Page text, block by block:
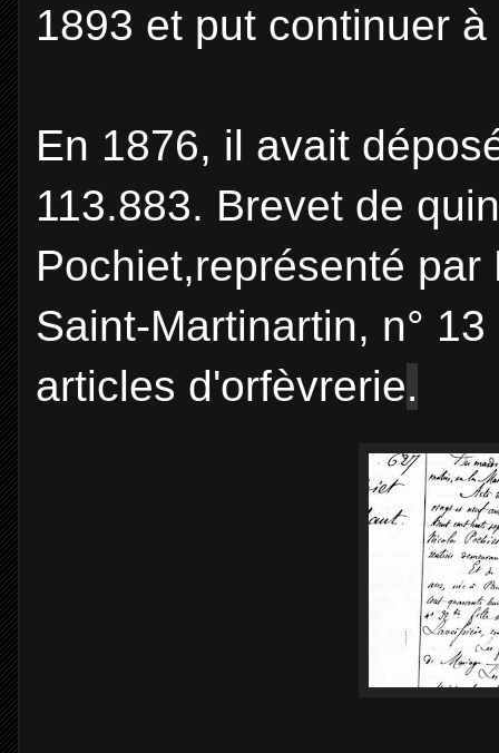
1893 et put continuer à
En 1876, il avait
113.883. Brevet de
Pochiet,représenté
Saint-Martinartin, n°
articles d'orfèvrerie.